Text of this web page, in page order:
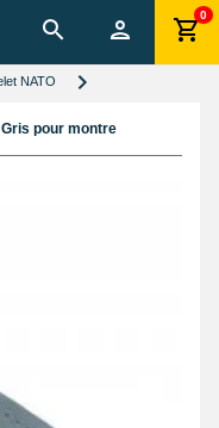
0
NATO
pour montre